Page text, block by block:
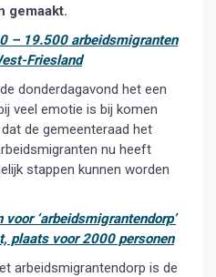
gemaakt.
– 19.500 arbeidsmigranten
Friesland
donderdagavond het een
veel emotie is bij komen
de gemeenteraad het
nu heeft
stappen kunnen worden
‘arbeidsmigrantendorp’
plaats voor 2000 personen
arbeidsmigrantendorp is de